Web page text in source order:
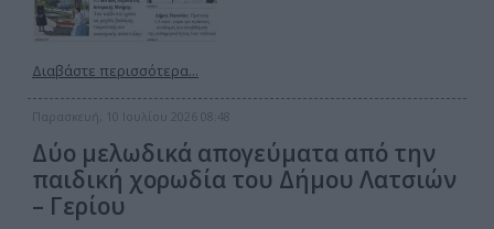
Διαβάστε περισσότερα...
Παρασκευή, 10 Ιουλίου 2026 08:48
Δύο μελωδικά απογεύματα από την
παιδική χορωδία του Δήμου Λατσιών
– Γερίου